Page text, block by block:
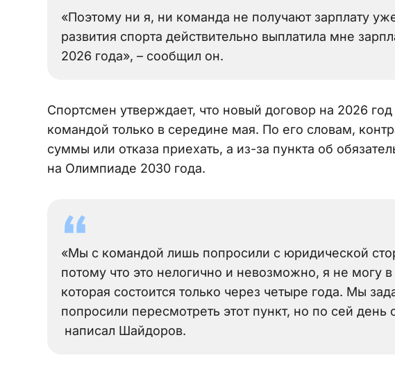
«Поэтому ни я, ни команда не получают зарплату
развития спорта действительно выплатила мне
2026 года», – сообщил он.
Спортсмен утверждает, что новый договор на 2026
командой только в середине мая. По его словам,
суммы или отказа приехать, а из-за пункта об
на Олимпиаде 2030 года.
«Мы с командой лишь попросили с юридической
потому что это нелогично и невозможно, я не могу
которая состоится только через четыре года. Мы
попросили пересмотреть этот пункт, но по сей день
написал Шайдоров.